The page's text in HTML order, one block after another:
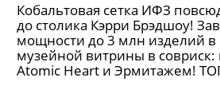
Кобальтовая сетка ИФЗ
до столика Кэрри Брэдшоу!
мощности до 3 млн изделий
музейной витрины в совриск:
Atomic Heart и Эрмитажем!